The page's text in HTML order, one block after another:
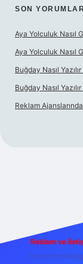
SON
Aya Yolculuk Nasıl
Aya Yolculuk Nasıl
Buğday Nasıl
Buğday Nasıl
Reklam
Reklam ve